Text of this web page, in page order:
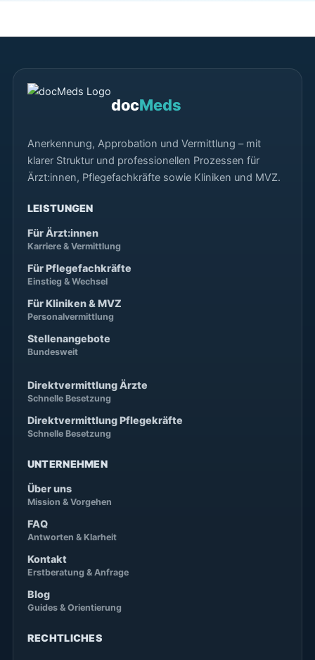
docMeds
Anerkennung, Approbation und Vermittlung – mit
klarer Struktur und professionellen Prozessen für
Ärzt:innen, Pflegefachkräfte sowie Kliniken und MVZ.
LEISTUNGEN
Für Ärzt:innen
Karriere & Vermittlung
Für Pflegefachkräfte
Einstieg & Wechsel
Für Kliniken & MVZ
Personalvermittlung
Stellenangebote
Bundesweit
Direktvermittlung Ärzte
Schnelle Besetzung
Direktvermittlung Pflegekräfte
Schnelle Besetzung
UNTERNEHMEN
Über uns
Mission & Vorgehen
FAQ
Antworten & Klarheit
Kontakt
Erstberatung & Anfrage
Blog
Guides & Orientierung
RECHTLICHES